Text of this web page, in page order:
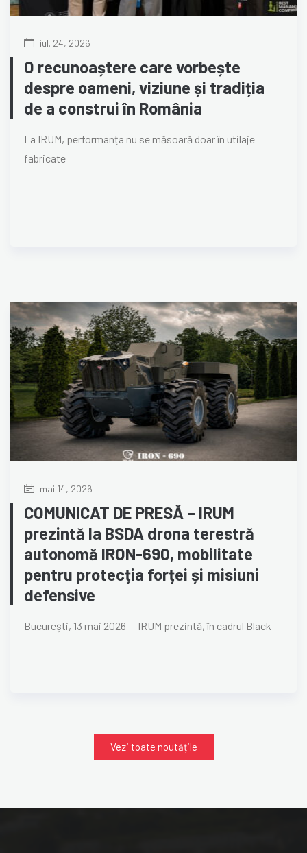
iul. 24, 2026
O recunoaștere care vorbește
despre oameni, viziune și tradiția
de a construi în România
La IRUM, performanța nu se măsoară doar în utilaje
fabricate
mai 14, 2026
COMUNICAT DE PRESĂ – IRUM
prezintă la BSDA drona terestră
autonomă IRON-690, mobilitate
pentru protecția forței și misiuni
defensive
București, 13 mai 2026 — IRUM prezintă, în cadrul Black
Vezi toate noutățile